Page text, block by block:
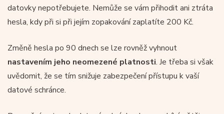
datovky nepotřebujete. Nemůže se vám přihodit ani ztráta
hesla, kdy při si při jejím zopakování zaplatíte 200 Kč.
Změně hesla po 90 dnech se lze rovněž vyhnout
nastavením jeho neomezené platnosti. Je třeba si však
uvědomit, že se tím snižuje zabezpečení přístupu k vaší
datové schránce.